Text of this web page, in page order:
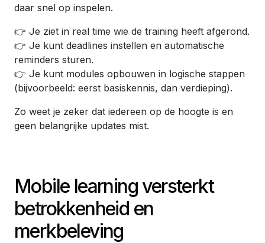
daar snel op inspelen.
👉 Je ziet in real time wie de training heeft afgerond.
👉 Je kunt deadlines instellen en automatische
reminders sturen.
👉 Je kunt modules opbouwen in logische stappen
(bijvoorbeeld: eerst basiskennis, dan verdieping).
Zo weet je zeker dat iedereen op de hoogte is en
geen belangrijke updates mist.
Mobile learning versterkt
betrokkenheid en
merkbeleving